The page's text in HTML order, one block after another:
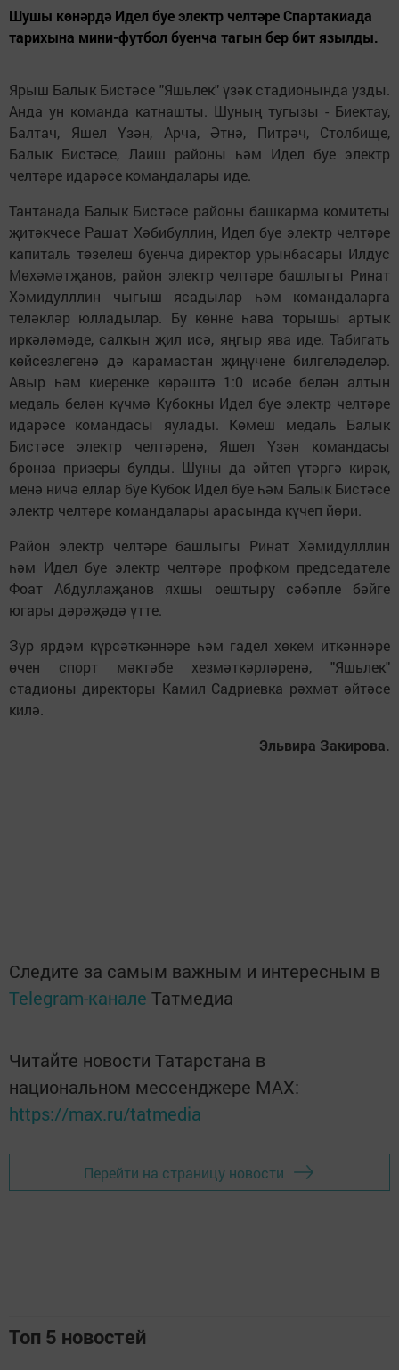
Шушы көнәрдә Идел буе электр челтәре Спартакиада
тарихына мини-футбол буенча тагын бер бит язылды.
Ярыш Балык Бистәсе "Яшьлек" үзәк стадионында узды.
Анда ун команда катнашты. Шуның тугызы - Биектау,
Балтач, Яшел Үзән, Арча, Әтнә, Питрәч, Столбище,
Балык Бистәсе, Лаиш районы һәм Идел буе электр
челтәре идарәсе командалары иде.
Тантанада Балык Бистәсе районы башкарма комитеты
җитәкчесе Рашат Хәбибуллин, Идел буе электр челтәре
капиталь төзелеш буенча директор урынбасары Илдус
Мөхәмәтҗанов, район электр челтәре башлыгы Ринат
Хәмидулллин чыгыш ясадылар һәм командаларга
теләкләр юлладылар. Бу көнне һава торышы артык
иркәләмәде, салкын җил исә, яңгыр ява иде. Табигать
көйсезлегенә дә карамастан җиңүчене билгеләделәр.
Авыр һәм киеренке көрәштә 1:0 исәбе белән алтын
медаль белән күчмә Кубокны Идел буе электр челтәре
идарәсе командасы яулады. Көмеш медаль Балык
Бистәсе электр челтәренә, Яшел Үзән командасы
бронза призеры булды. Шуны да әйтеп үтәргә кирәк,
менә ничә еллар буе Кубок Идел буе һәм Балык Бистәсе
электр челтәре командалары арасында күчеп йөри.
Район электр челтәре башлыгы Ринат Хәмидулллин
һәм Идел буе электр челтәре профком председателе
Фоат Абдуллаҗанов яхшы оештыру сәбәпле бәйге
югары дәрәҗәдә үтте.
Зур ярдәм күрсәткәннәре һәм гадел хөкем иткәннәре
өчен спорт мәктәбе хезмәткәрләренә, "Яшьлек"
стадионы директоры Камил Садриевка рәхмәт әйтәсе
килә.
Эльвира Закирова.
Следите за самым важным и интересным в
Telegram-канале Татмедиа
Читайте новости Татарстана в
национальном мессенджере MАХ:
https://max.ru/tatmedia
Перейти на страницу новости
Топ 5 новостей